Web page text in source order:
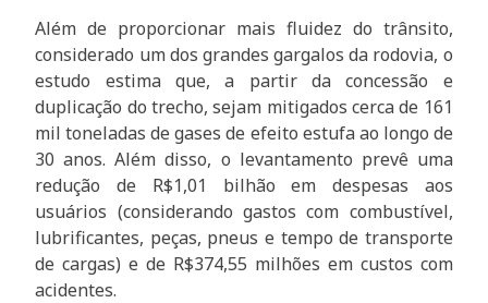
Além de proporcionar mais fluidez do trânsito,
considerado um dos grandes gargalos da rodovia, o
estudo estima que, a partir da concessão e
duplicação do trecho, sejam mitigados cerca de 161
mil toneladas de gases de efeito estufa ao longo de
30 anos. Além disso, o levantamento prevê uma
redução de R$1,01 bilhão em despesas aos
usuários (considerando gastos com combustível,
lubrificantes, peças, pneus e tempo de transporte
de cargas) e de R$374,55 milhões em custos com
acidentes.